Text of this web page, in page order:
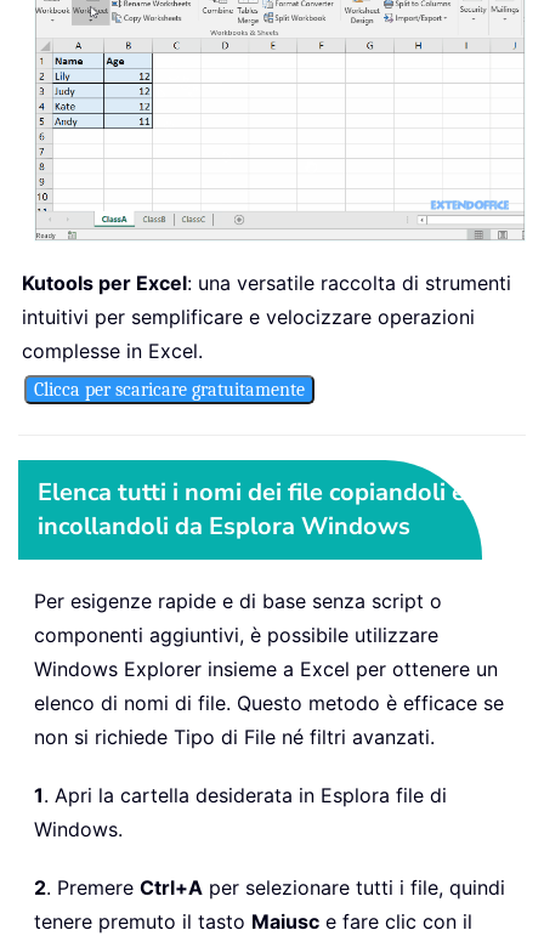
Kutools per Excel: una versatile raccolta di strumenti
intuitivi per semplificare e velocizzare operazioni
complesse in Excel.
Clicca per scaricare gratuitamente
Elenca tutti i nomi dei file copiandoli e
incollandoli da Esplora Windows
Per esigenze rapide e di base senza script o
componenti aggiuntivi, è possibile utilizzare
Windows Explorer insieme a Excel per ottenere un
elenco di nomi di file. Questo metodo è efficace se
non si richiede Tipo di File né filtri avanzati.
1. Apri la cartella desiderata in Esplora file di
Windows.
2. Premere Ctrl+A per selezionare tutti i file, quindi
tenere premuto il tasto Maiusc e fare clic con il